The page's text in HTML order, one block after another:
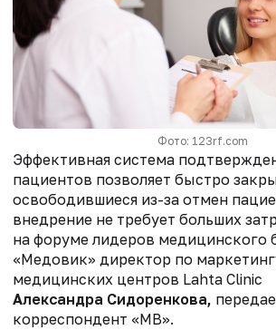
Фото: 123rf.com
Эффективная система
пациентов позволяет быстро
освободившиеся из-за отмен
внедрение не требует больших
на форуме лидеров медицинского
«Медовик» директор по
медицинских центров Lahta Clinic
Александра Сидоренкова,
корреспондент «МВ».